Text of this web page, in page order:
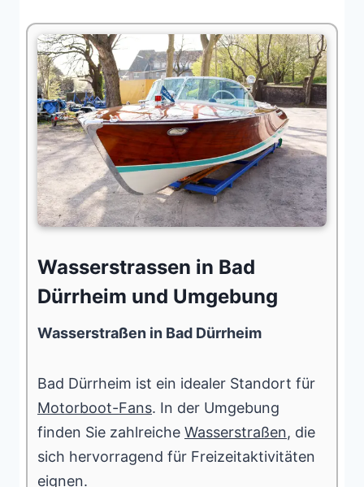
Wasserstrassen in Bad
Dürrheim und Umgebung
Wasserstraßen in Bad Dürrheim
Bad Dürrheim ist ein idealer Standort für
Motorboot-Fans. In der Umgebung
finden Sie zahlreiche Wasserstraßen, die
sich hervorragend für Freizeitaktivitäten
eignen.